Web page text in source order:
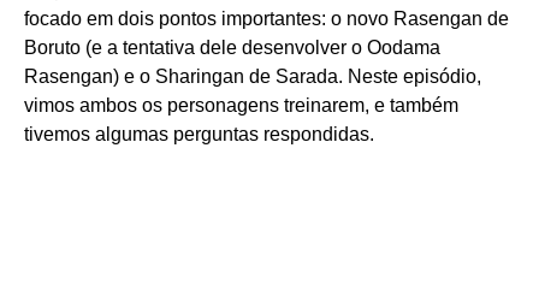
focado em dois pontos importantes: o novo Rasengan de
Boruto (e a tentativa dele desenvolver o Oodama
Rasengan) e o Sharingan de Sarada. Neste episódio,
vimos ambos os personagens treinarem, e também
tivemos algumas perguntas respondidas.